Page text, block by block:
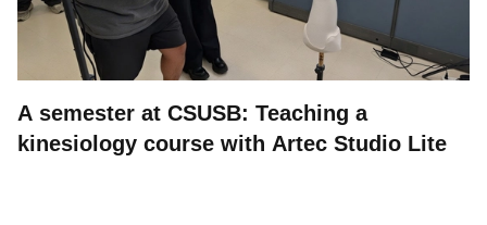
A semester at CSUSB: Teaching a
kinesiology course with Artec Studio Lite